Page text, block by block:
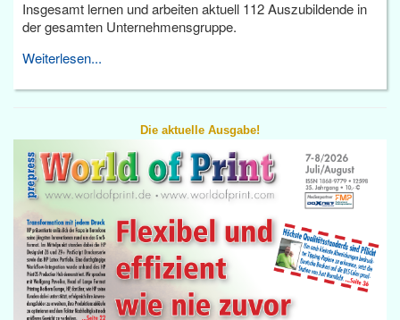
Insgesamt lernen und arbeiten aktuell 112 Auszubildende in
der gesamten Unternehmensgruppe.
Weiterlesen...
Die aktuelle Ausgabe!